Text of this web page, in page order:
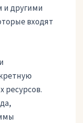
и другими
входят
ресурсов.